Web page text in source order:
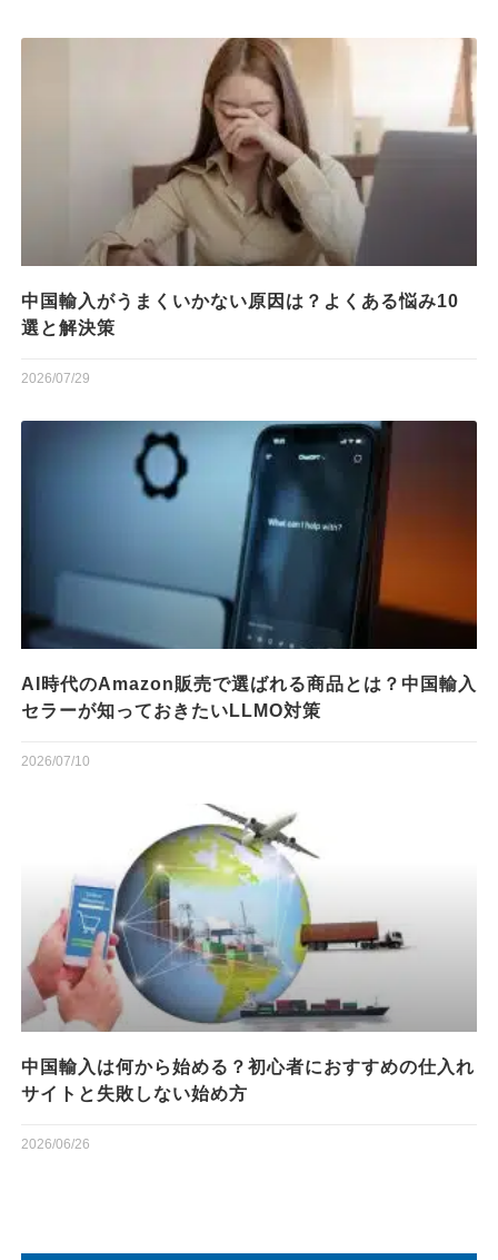
中国輸入がうまくいかない原因は？よくある悩み10
選と解決策
2026/07/29
AI時代のAmazon販売で選ばれる商品とは？中国輸入
セラーが知っておきたいLLMO対策
2026/07/10
中国輸入は何から始める？初心者におすすめの仕入れ
サイトと失敗しない始め方
2026/06/26